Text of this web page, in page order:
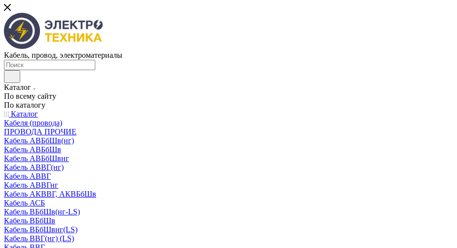
Кабель, провод, электроматериалы
Каталог
По всему сайту
По каталогу
Каталог
Кабеля (провода)
ПРОВОДА ПРОЧИЕ
Кабель АВБбШв(нг)
Кабель АВБбШв
Кабель АВБбШвнг
Кабель АВВГ(нг)
Кабель АВВГ
Кабель АВВГнг
Кабель АКВВГ, АКВБбШв
Кабель АСБ
Кабель ВБбШв(нг-LS)
Кабель ВБбШв
Кабель ВБбШвнг(LS)
Кабель ВВГ(нг) (LS)